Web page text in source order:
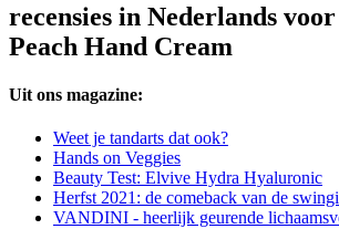
recensies in Nederlands
Peach Hand Cream
Uit ons magazine:
Weet je tandarts dat ook?
Hands on Veggies
Beauty Test: Elvive Hydra Hyaluronic
Herfst 2021: de comeback van de
VANDINI - heerlijk geurende